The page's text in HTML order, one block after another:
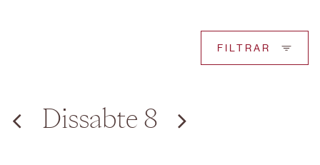
FILTRAR
Dissabte 8